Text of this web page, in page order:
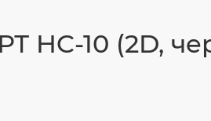
10 (2D,